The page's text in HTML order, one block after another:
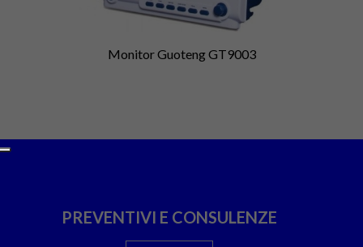
Monitor Guoteng GT9003
PREVENTIVI E CONSULENZE